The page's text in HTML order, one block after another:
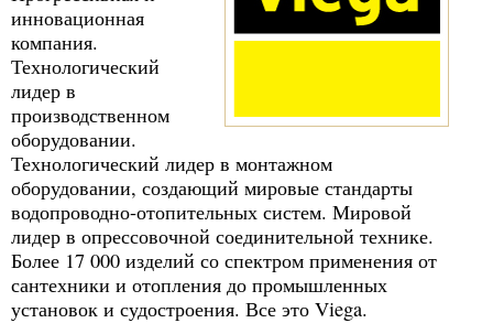
инновационная
компания.
Технологический
лидер в
производственном
оборудовании.
Технологический лидер в монтажном
оборудовании, создающий мировые стандарты
водопроводно-отопительных систем. Мировой
лидер в опрессовочной соединительной технике.
Более 17 000 изделий со спектром применения от
сантехники и отопления до промышленных
установок и судостроения. Все это Viega.